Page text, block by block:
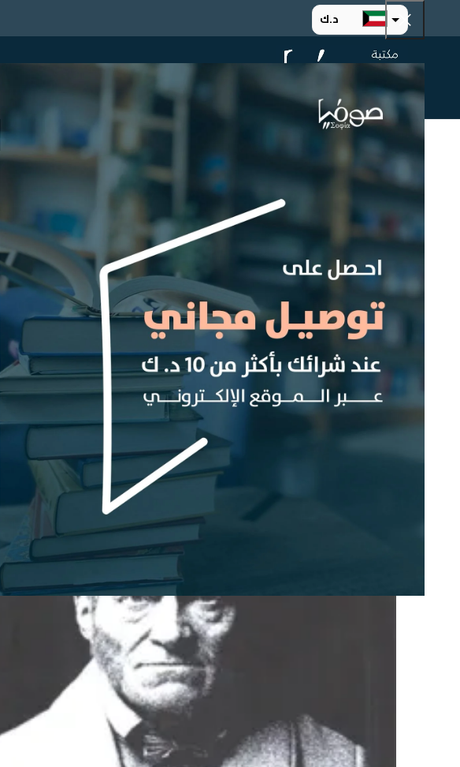
د.ك
د.إ
ر.ق
الرئيسية